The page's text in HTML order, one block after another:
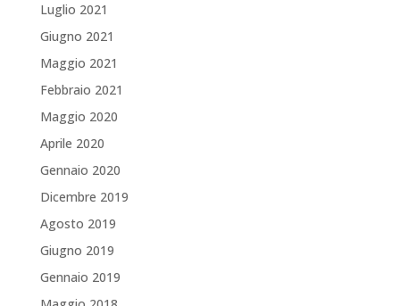
Luglio 2021
Giugno 2021
Maggio 2021
Febbraio 2021
Maggio 2020
Aprile 2020
Gennaio 2020
Dicembre 2019
Agosto 2019
Giugno 2019
Gennaio 2019